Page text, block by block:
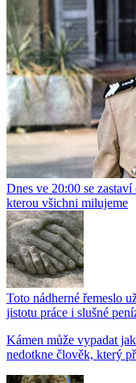
Dnes ve 20:00 se
kterou všichni milujeme
Toto nádherné řemeslo
jistotu práce i slušné
Kámen může vypadat
nedotkne člověk, který